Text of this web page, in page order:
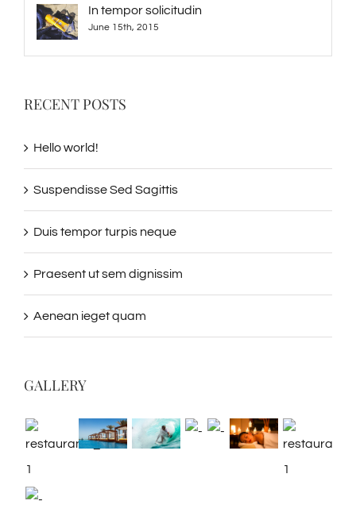
In tempor solicitudin
June 15th, 2015
RECENT POSTS
Hello world!
Suspendisse Sed Sagittis
Duis tempor turpis neque
Praesent ut sem dignissim
Aenean ieget quam
GALLERY